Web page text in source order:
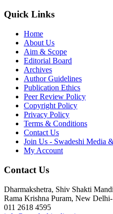
Quick Links
Home
About Us
Aim & Scope
Editorial Board
Archives
Author Guidelines
Publication Ethics
Peer Review Policy
Copyright Policy
Privacy Policy
Terms & Conditions
Contact Us
Join Us - Swadeshi Media
My Account
Contact Us
Dharmakshetra, Shiv Shakti
Rama Krishna Puram, New
011 2618 4595